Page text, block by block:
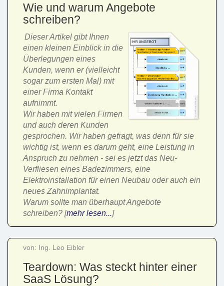
Wie und warum Angebote
schreiben?
Dieser Artikel gibt Ihnen
einen kleinen Einblick in die
Überlegungen eines
Kunden, wenn er (vielleicht
sogar zum ersten Mal) mit
einer Firma Kontakt
aufnimmt.
Wir haben mit vielen Firmen
und auch deren Kunden
gesprochen. Wir haben gefragt, was denn für sie
wichtig ist, wenn es darum geht, eine Leistung in
Anspruch zu nehmen - sei es jetzt das Neu-
Verfliesen eines Badezimmers, eine
Elektroinstallation für einen Neubau oder auch ein
neues Zahnimplantat.
Warum sollte man überhaupt Angebote
schreiben? [mehr lesen...]
von: Ing. Leo Eibler
Teardown: Was steckt hinter einer
SaaS Lösung?